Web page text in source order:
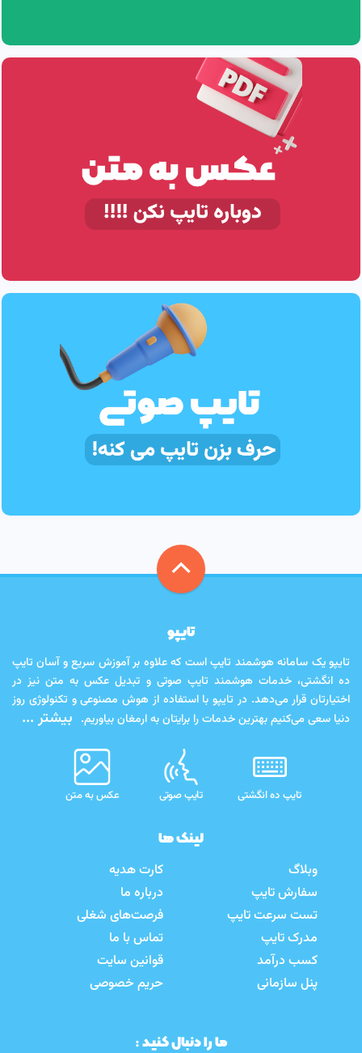
تایپو
تایپو یک سامانه هوشمند تایپ است که علاوه بر آموزش سریع و آسان تایپ
ده انگشتی، خدمات هوشمند تایپ صوتی و تبدیل عکس به متن نیز در
اختیارتان قرار می‌دهد. در تایپو با استفاده از هوش مصنوعی و تکنولوژی روز
دنیا سعی می‌کنیم بهترین خدمات را برایتان به ارمغان بیاوریم. بیشتر ...
تایپ ده انگشتی تایپ صوتی عکس به متن
لینک ها
وبلاگ
سفارش تایپ
تست سرعت تایپ
مدرک تایپ
کسب درآمد
پنل سازمانی
کارت هدیه
درباره ما
فرصت‌های شغلی
تماس با ما
قوانین سایت
حریم خصوصی
ما را دنبال کنید :